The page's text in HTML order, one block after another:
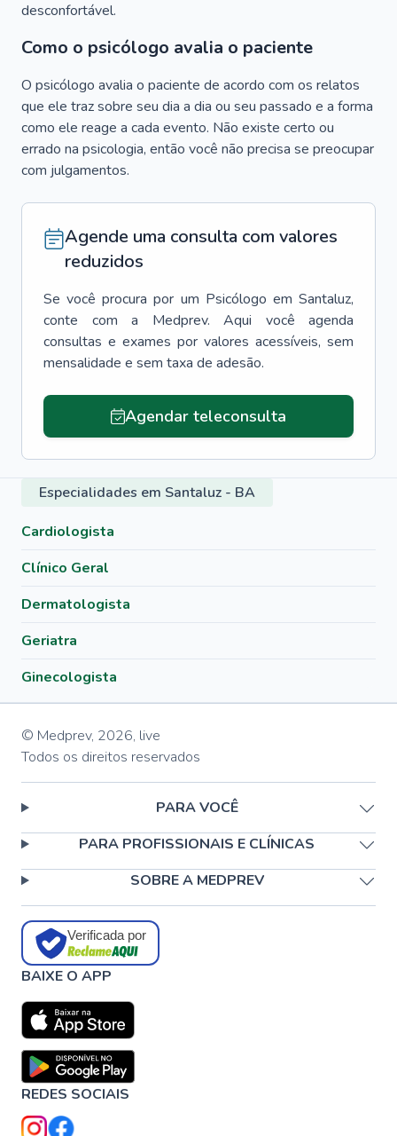
desconfortável.
Como o psicólogo avalia o paciente
O psicólogo avalia o paciente de acordo com os relatos
que ele traz sobre seu dia a dia ou seu passado e a forma
como ele reage a cada evento. Não existe certo ou
errado na psicologia, então você não precisa se preocupar
com julgamentos.
Agende uma consulta com valores
reduzidos
Se você procura por um Psicólogo em Santaluz,
conte com a Medprev. Aqui você agenda
consultas e exames por valores acessíveis, sem
mensalidade e sem taxa de adesão.
Agendar teleconsulta
Especialidades em Santaluz - BA
Cardiologista
Clínico Geral
Dermatologista
Geriatra
Ginecologista
© Medprev, 2026, live
Todos os direitos reservados
PARA VOCÊ
PARA PROFISSIONAIS E CLÍNICAS
SOBRE A MEDPREV
Verificada por
BAIXE O APP
REDES SOCIAIS